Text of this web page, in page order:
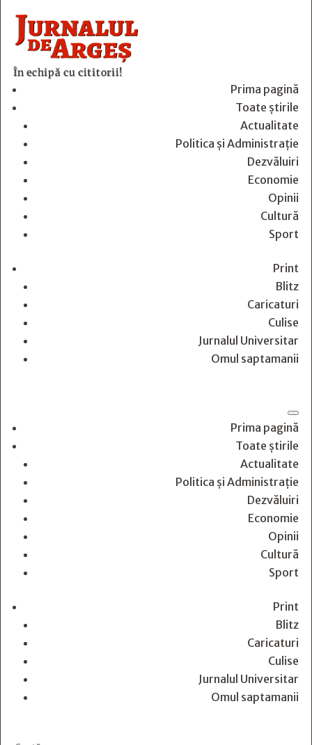
În echipă cu cititorii!
Prima pagină
Toate știrile
Actualitate
Politica și Administrație
Dezvăluiri
Economie
Opinii
Cultură
Sport
Print
Blitz
Caricaturi
Culise
Jurnalul Universitar
Omul saptamanii
Prima pagină
Toate știrile
Actualitate
Politica și Administrație
Dezvăluiri
Economie
Opinii
Cultură
Sport
Print
Blitz
Caricaturi
Culise
Jurnalul Universitar
Omul saptamanii